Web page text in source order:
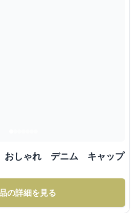
しゃれ デニム キャップ
の詳細を見る